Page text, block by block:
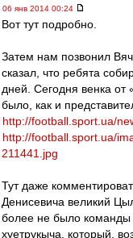
06 янв 2014 00:24
Вот тут подробно.
Затем нам позвонил
сказал, что ребята
дней. Сегодня венка от
было, как и
http://football.sport.ua/
http://football.sport.ua/
211441.jpg
Тут даже
Денисевича великий
более не было команды
хуетрукыча, который,